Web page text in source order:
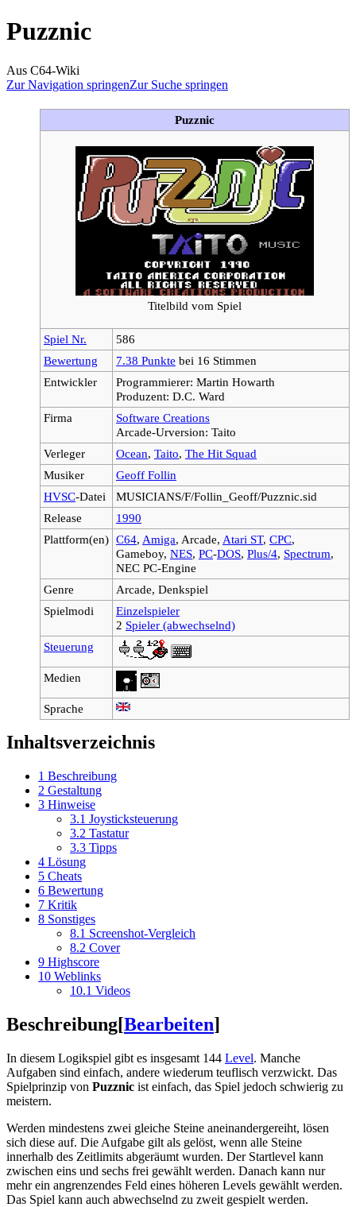
Puzznic
Aus C64-Wiki
Zur Navigation springenZur Suche springen
Puzznic
Titelbild vom Spiel
Spiel Nr.
586
Bewertung
7.38 Punkte bei 16 Stimmen
Entwickler
Programmierer: Martin Howarth
Produzent: D.C. Ward
Firma
Software Creations
Arcade-Urversion: Taito
Verleger
Ocean, Taito, The Hit Squad
Musiker
Geoff Follin
HVSC-Datei
MUSICIANS/F/Follin_Geoff/Puzznic.sid
Release
1990
Plattform(en) C64, Amiga, Arcade, Atari ST, CPC,
Gameboy, NES, PC-DOS, Plus/4, Spectrum,
NEC PC-Engine
Genre
Arcade, Denkspiel
Spielmodi
Einzelspieler
2 Spieler (abwechselnd)
Steuerung
Medien
Sprache
Inhaltsverzeichnis
1 Beschreibung
2 Gestaltung
3 Hinweise
3.1 Joysticksteuerung
3.2 Tastatur
3.3 Tipps
4 Lösung
5 Cheats
6 Bewertung
7 Kritik
8 Sonstiges
8.1 Screenshot-Vergleich
8.2 Cover
9 Highscore
10 Weblinks
10.1 Videos
Beschreibung[Bearbeiten]
In diesem Logikspiel gibt es insgesamt 144 Level. Manche
Aufgaben sind einfach, andere wiederum teuflisch verzwickt. Das
Spielprinzip von Puzznic ist einfach, das Spiel jedoch schwierig zu
meistern.
Werden mindestens zwei gleiche Steine aneinandergereiht, lösen
sich diese auf. Die Aufgabe gilt als gelöst, wenn alle Steine
innerhalb des Zeitlimits abgeräumt wurden. Der Startlevel kann
zwischen eins und sechs frei gewählt werden. Danach kann nur
mehr ein angrenzendes Feld eines höheren Levels gewählt werden.
Das Spiel kann auch abwechselnd zu zweit gespielt werden.